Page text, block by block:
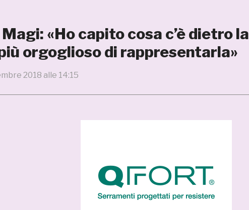
«Ho capito cosa c’è dietro la
orgoglioso di rappresentarla»
2018 alle 14:15